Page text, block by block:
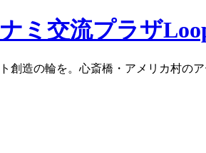
創造の輪を。心斎橋・アメリカ村のア